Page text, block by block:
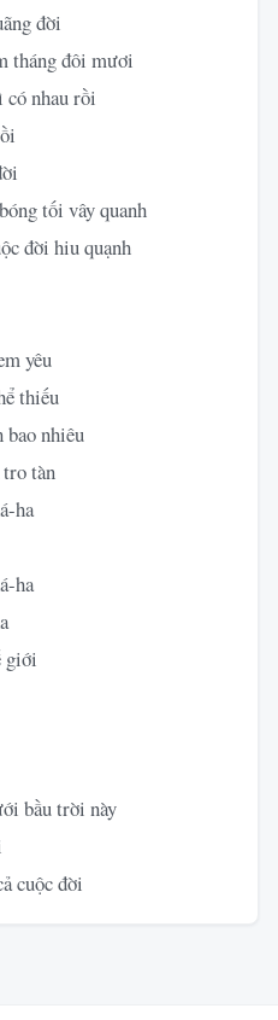
đời
tháng đôi mươi
có nhau rồi
tối vây quanh
đời hiu quạnh
yêu
thiếu
bao nhiêu
tàn
ha
ha
giới
bầu trời này
cuộc đời